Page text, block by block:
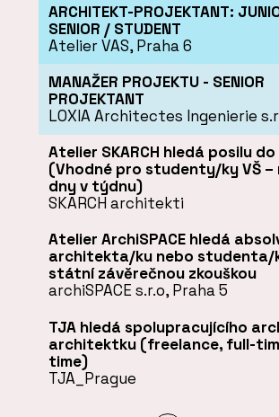
ARCHITEKT-PROJEKTANT:
SENIOR / STUDENT
Atelier VAS, Praha 6
MANAŽER PROJEKTU - SENIOR
PROJEKTANT
LOXIA Architectes Ingenierie
Atelier SKARCH hledá posilu
(Vhodné pro studenty/ky VŠ –
dny v týdnu)
SKARCH architekti
Atelier ArchiSPACE hledá
architekta/ku nebo studenta/
státní závěrečnou zkouškou
archiSPACE s.r.o, Praha 5
TJA hledá spolupracujícího
architektku (freelance, full-
time)
TJA_Prague